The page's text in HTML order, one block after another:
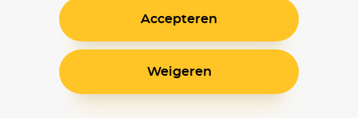
Accepteren
Weigeren